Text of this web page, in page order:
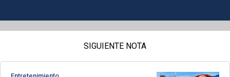
SIGUIENTE NOTA